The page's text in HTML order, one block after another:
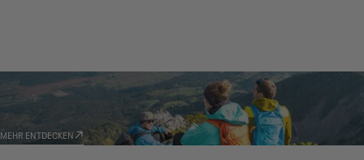
GARMONT WORLD
AMBASSADOR
MEHR ENTDECKEN